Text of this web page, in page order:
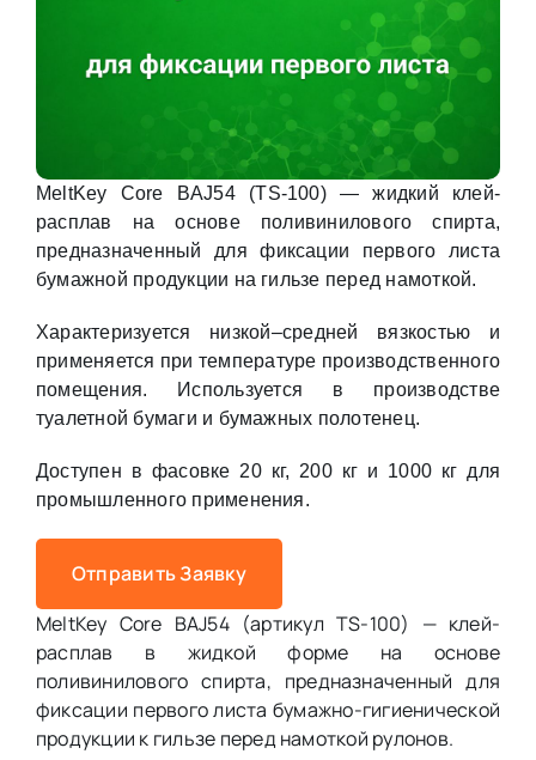
MeltKey Core BAJ54 (TS-100) — жидкий клей-
расплав на основе поливинилового спирта,
предназначенный для фиксации первого листа
бумажной продукции на гильзе перед намоткой.
Характеризуется низкой–средней вязкостью и
применяется при температуре производственного
помещения. Используется в производстве
туалетной бумаги и бумажных полотенец.
Доступен в фасовке 20 кг, 200 кг и 1000 кг для
промышленного применения.
Отправить Заявку
MeltKey Core BAJ54 (артикул TS-100) — клей-
расплав в жидкой форме на основе
поливинилового спирта, предназначенный для
фиксации первого листа бумажно-гигиенической
продукции к гильзе перед намоткой рулонов.